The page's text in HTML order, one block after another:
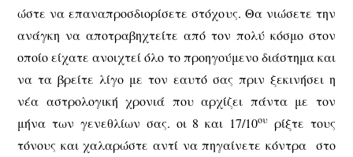
ώστε να επαναπροσδιορίσετε στόχους. Θα νιώσετε την
ανάγκη να αποτραβηχτείτε από τον πολύ κόσμο στον
οποίο είχατε ανοιχτεί όλο το προηγούμενο διάστημα και
να τα βρείτε λίγο με τον εαυτό σας πριν ξεκινήσει η
νέα αστρολογική χρονιά που αρχίζει πάντα με τον
μήνα των γενεθλίων σας. οι 8 και 17/10ου ρίξτε τους
τόνους και χαλαρώστε αντί να πηγαίνετε κόντρα στο